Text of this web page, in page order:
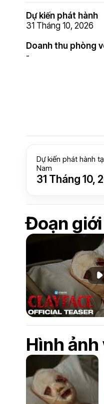
Dự kiến phát hành
31 Tháng 10, 2026
Doanh thu phòng
-
Dự kiến phát hành
Nam
31 Tháng 10,
Đoạn
Hình